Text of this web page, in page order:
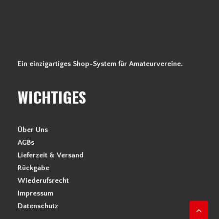
Ein einzigartiges Shop-System für Amateurvereine.
WICHTIGES
Über Uns
AGBs
Lieferzeit & Versand
Rückgabe
Wiederufsrecht
Impressum
Datenschutz